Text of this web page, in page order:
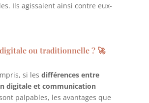
Ils agissaient ainsi contre eux-
ou traditionnelle ? 🚀
si les différences entre
digitale et communication
palpables, les avantages que